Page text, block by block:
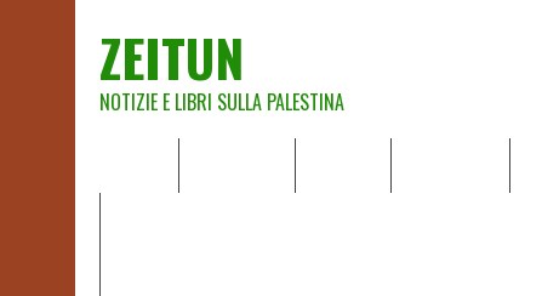
ZEITUN
NOTIZIE E LIBRI SULLA PALESTINA